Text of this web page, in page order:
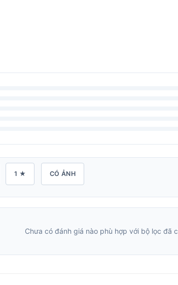
1 ★ CÓ ẢNH
Chưa có đánh giá nào phù hợp với bộ lọc đã